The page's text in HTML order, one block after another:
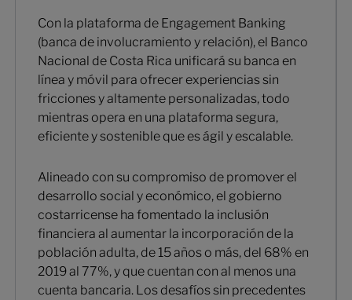
Con la plataforma de Engagement Banking
(banca de involucramiento y relación), el Banco
Nacional de Costa Rica unificará su banca en
línea y móvil para ofrecer experiencias sin
fricciones y altamente personalizadas, todo
mientras opera en una plataforma segura,
eficiente y sostenible que es ágil y escalable.
Alineado con su compromiso de promover el
desarrollo social y económico, el gobierno
costarricense ha fomentado la inclusión
financiera al aumentar la incorporación de la
población adulta, de 15 años o más, del 68% en
2019 al 77%, y que cuentan con al menos una
cuenta bancaria. Los desafíos sin precedentes